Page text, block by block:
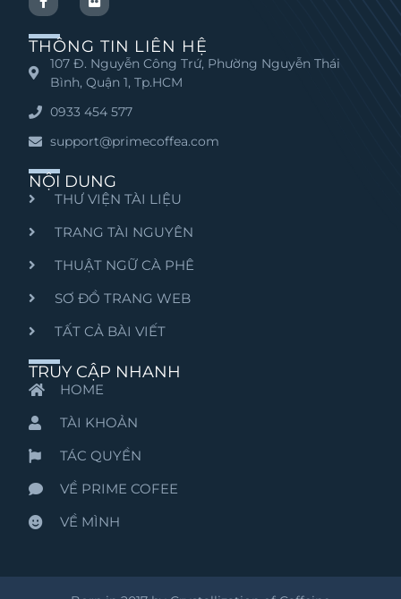
THÔNG TIN LIÊN HỆ
107 Đ. Nguyễn Công Trứ, Phường Nguyễn Thái
Bình, Quận 1, Tp.HCM
0933 454 577
support@primecoffea.com
NỘI DUNG
THƯ VIỆN TÀI LIỆU
TRANG TÀI NGUYÊN
THUẬT NGỮ CÀ PHÊ
SƠ ĐỒ TRANG WEB
TẤT CẢ BÀI VIẾT
TRUY CẬP NHANH
HOME
TÀI KHOẢN
TÁC QUYỀN
VỀ PRIME COFEE
VỀ MÌNH